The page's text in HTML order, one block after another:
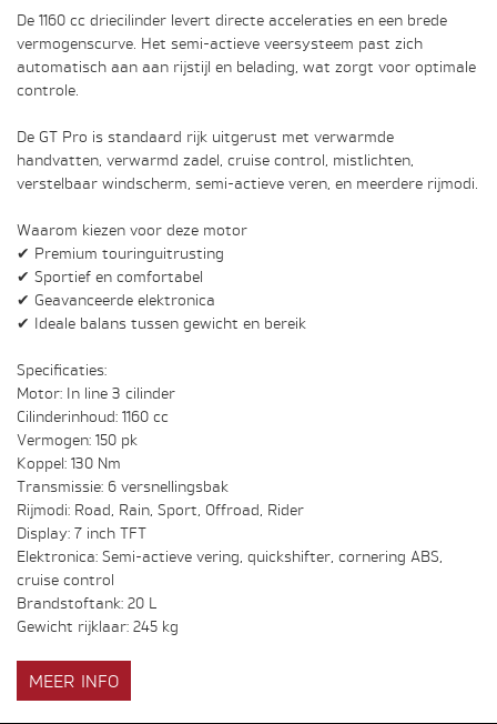
De 1160 cc driecilinder levert directe acceleraties en een brede
vermogenscurve. Het semi-actieve veersysteem past zich
automatisch aan aan rijstijl en belading, wat zorgt voor optimale
controle.
De GT Pro is standaard rijk uitgerust met verwarmde
handvatten, verwarmd zadel, cruise control, mistlichten,
verstelbaar windscherm, semi-actieve veren, en meerdere rijmodi.
Waarom kiezen voor deze motor
✔ Premium touringuitrusting
✔ Sportief en comfortabel
✔ Geavanceerde elektronica
✔ Ideale balans tussen gewicht en bereik
Specificaties:
Motor: In line 3 cilinder
Cilinderinhoud: 1160 cc
Vermogen: 150 pk
Koppel: 130 Nm
Transmissie: 6 versnellingsbak
Rijmodi: Road, Rain, Sport, Offroad, Rider
Display: 7 inch TFT
Elektronica: Semi-actieve vering, quickshifter, cornering ABS,
cruise control
Brandstoftank: 20 L
Gewicht rijklaar: 245 kg
MEER INFO